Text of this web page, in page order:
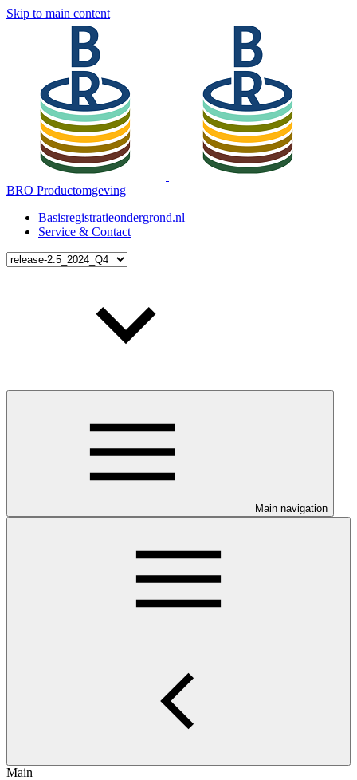
Skip to main content
BRO Productomgeving
Basisregistratieondergrond.nl
Service & Contact
Main navigation
Main